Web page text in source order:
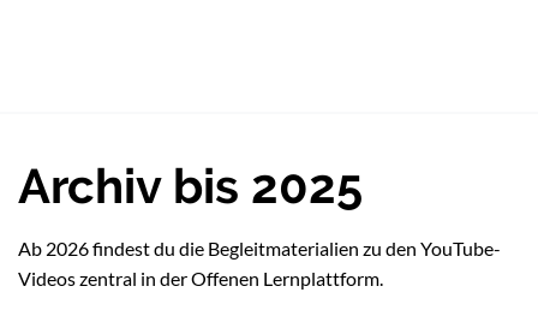
Archiv bis 2025
Ab 2026 findest du die Begleitmaterialien zu den YouTube-
Videos zentral in der Offenen Lernplattform.